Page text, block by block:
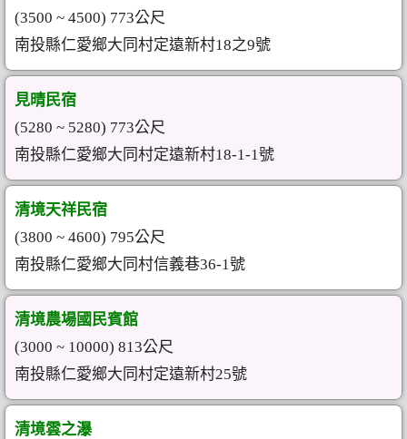
(3500 ~ 4500) 773公尺
南投縣仁愛鄉大同村定遠新村18之9號
見晴民宿
(5280 ~ 5280) 773公尺
南投縣仁愛鄉大同村定遠新村18-1-1號
清境天祥民宿
(3800 ~ 4600) 795公尺
南投縣仁愛鄉大同村信義巷36-1號
清境農場國民賓館
(3000 ~ 10000) 813公尺
南投縣仁愛鄉大同村定遠新村25號
清境雲之瀑